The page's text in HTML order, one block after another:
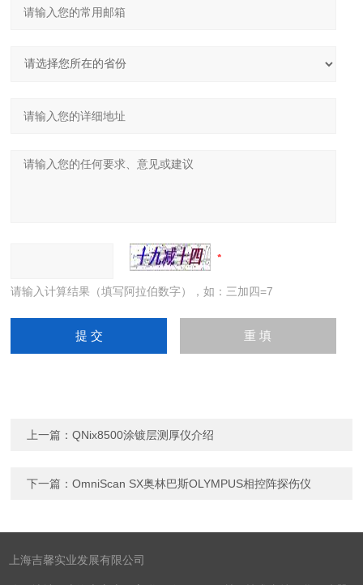
请输入计算结果（填写阿拉伯数字），如：三加四=7
上一篇：QNix8500涂镀层测厚仪介绍
下一篇：OmniScan SX奥林巴斯OLYMPUS相控阵探伤仪
上海吉馨实业发展有限公司